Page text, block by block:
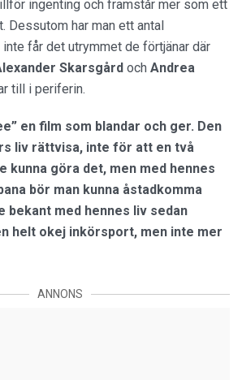
ingenting och framstår mer som ett
Dessutom har man ett antal
får det utrymmet de förtjänar där
Skarsgård och Andrea
till i periferin.
en film som blandar och ger. Den
liv rättvisa, inte för att en två
kunna göra det, men med hennes
bör man kunna åstadkomma
bekant med hennes liv sedan
helt okej inkörsport, men inte mer
ANNONS